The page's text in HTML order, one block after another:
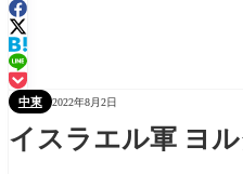
中東 2022年8月2日
イスラエル軍 ヨ